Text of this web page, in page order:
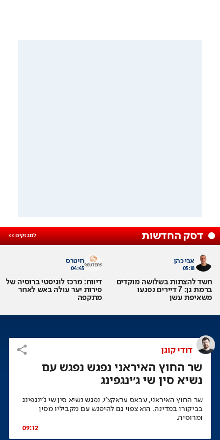
דסק החדשות
אבי כהן
05:18
חשד להצתות בשלושה מוקדים
ברמת גן: 7 דיירים נפגעו
משאיפת עשן
רויטרס
04:45
דיווח: מרכז לוגיסטי ברוסיה של
פירות יער עולה באש לאחר
מתקפה
שר החוץ האיראני נפגש נפגש עם
נשיא סין שי ג׳ינגפינג
דודי קוגן
09:12
שר החוץ האיראני, עבאס עראקצ׳י, נפגש נשיא סין שי ג׳ינגפינג
בביקורו במדינה. הוא צפוי גם להיפגש עם מקביליו מסין
ומרוסיה.